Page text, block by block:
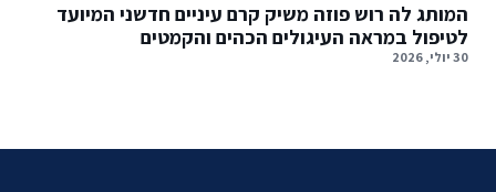
המותג לה רוש פוזה משיק קרם עיניים חדשני המיועד
לטיפול במראה העיגולים הכהים והקמטים
30 יולי, 2026